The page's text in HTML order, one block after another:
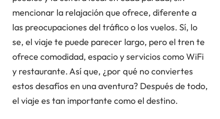
mencionar la relajación que ofrece, diferente a
las preocupaciones del tráfico o los vuelos. Sí, lo
se, el viaje te puede parecer largo, pero el tren te
ofrece comodidad, espacio y servicios como WiFi
y restaurante. Así que, ¿por qué no conviertes
estos desafíos en una aventura? Después de todo,
el viaje es tan importante como el destino.